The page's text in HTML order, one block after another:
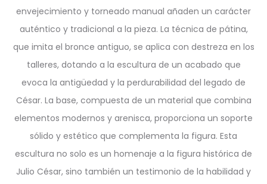
envejecimiento y torneado manual añaden un carácter
auténtico y tradicional a la pieza. La técnica de pátina,
que imita el bronce antiguo, se aplica con destreza en los
talleres, dotando a la escultura de un acabado que
evoca la antigüedad y la perdurabilidad del legado de
César. La base, compuesta de un material que combina
elementos modernos y arenisca, proporciona un soporte
sólido y estético que complementa la figura. Esta
escultura no solo es un homenaje a la figura histórica de
Julio César, sino también un testimonio de la habilidad y